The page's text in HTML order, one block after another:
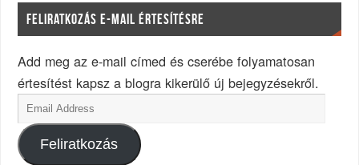
FELIRATKOZÁS E-MAIL ÉRTESÍTÉSRE
Add meg az e-mail címed és cserébe folyamatosan
értesítést kapsz a blogra kikerülő új bejegyzésekről.
Feliratkozás